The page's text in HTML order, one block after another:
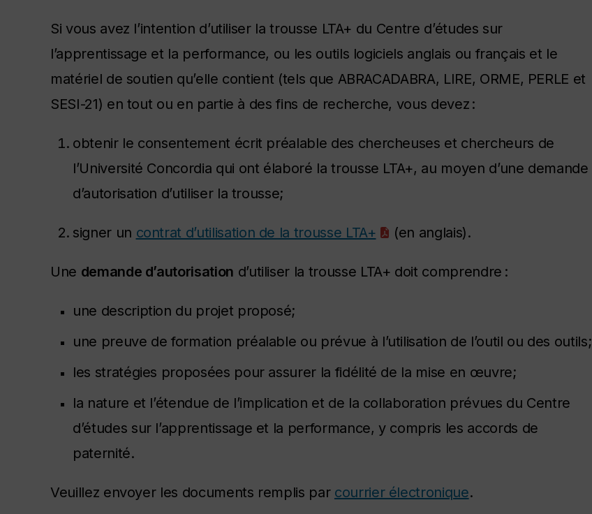
Si vous avez l’intention d’utiliser la trousse LTA+ du Centre d’études sur
l’apprentissage et la performance, ou les outils logiciels anglais ou français et le
matériel de soutien qu’elle contient (tels que ABRACADABRA, LIRE, ORME, PERLE et
SESI-21) en tout ou en partie à des fins de recherche, vous devez :
obtenir le consentement écrit préalable des chercheuses et chercheurs de
l’Université Concordia qui ont élaboré la trousse LTA+, au moyen d’une demande
d’autorisation d’utiliser la trousse;
signer un contrat d’utilisation de la trousse LTA+ (en anglais).
Une demande d’autorisation d’utiliser la trousse LTA+ doit comprendre :
une description du projet proposé;
une preuve de formation préalable ou prévue à l’utilisation de l’outil ou des outils;
les stratégies proposées pour assurer la fidélité de la mise en œuvre;
la nature et l’étendue de l’implication et de la collaboration prévues du Centre
d’études sur l’apprentissage et la performance, y compris les accords de
paternité.
Veuillez envoyer les documents remplis par courrier électronique.